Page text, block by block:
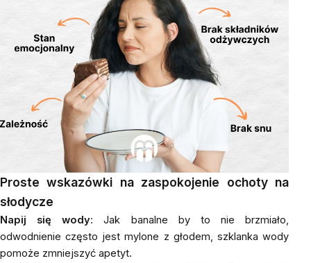
Proste wskazówki na zaspokojenie ochoty na
słodycze
Napij się wody: Jak banalne by to nie brzmiało,
odwodnienie często jest mylone z głodem, szklanka wody
pomoże zmniejszyć apetyt.